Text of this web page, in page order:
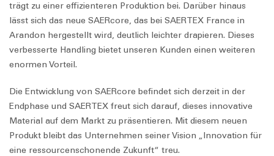
trägt zu einer effizienteren Produktion bei. Darüber hinaus
lässt sich das neue SAERcore, das bei SAERTEX France in
Arandon hergestellt wird, deutlich leichter drapieren. Dieses
verbesserte Handling bietet unseren Kunden einen weiteren
enormen Vorteil.
Die Entwicklung von SAERcore befindet sich derzeit in der
Endphase und SAERTEX freut sich darauf, dieses innovative
Material auf dem Markt zu präsentieren. Mit diesem neuen
Produkt bleibt das Unternehmen seiner Vision „Innovation für
eine ressourcenschonende Zukunft“ treu.